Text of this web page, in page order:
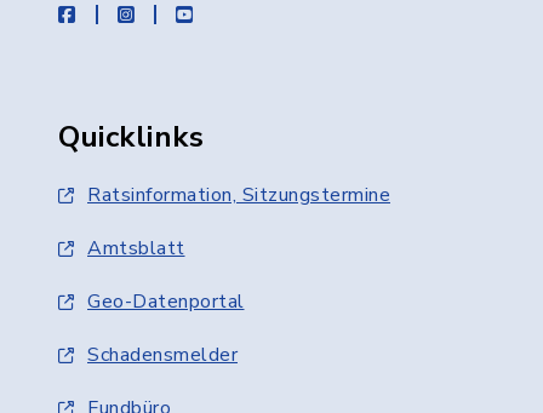
facebookinstagramyoutube
Quicklinks
Ratsinformation, Sitzungstermine
Amtsblatt
Geo-Datenportal
Schadensmelder